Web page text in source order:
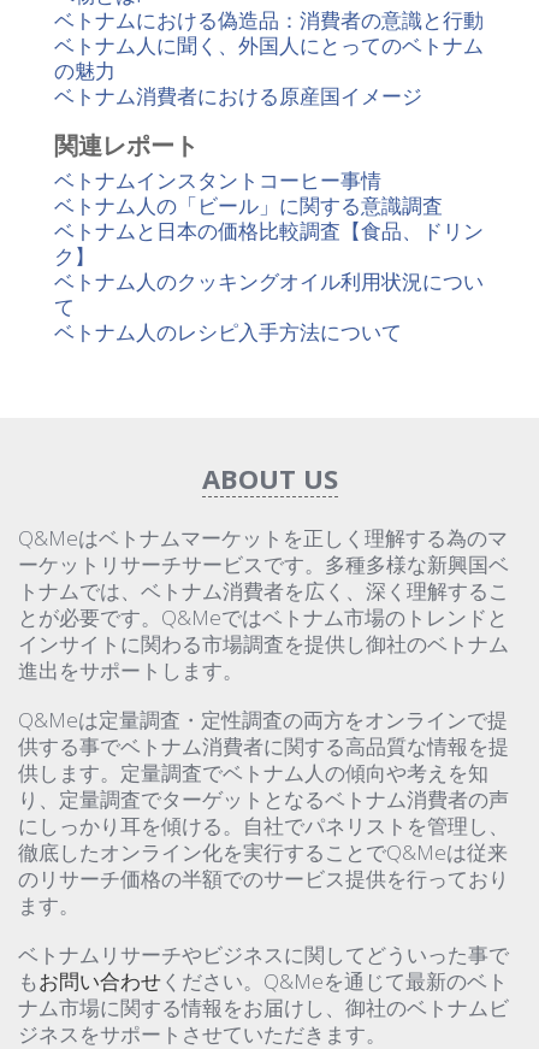
ベトナムにおける偽造品：消費者の意識と行動
ベトナム人に聞く、外国人にとってのベトナム
の魅力
ベトナム消費者における原産国イメージ
関連レポート
ベトナムインスタントコーヒー事情
ベトナム人の「ビール」に関する意識調査
ベトナムと日本の価格比較調査【食品、ドリン
ク】
ベトナム人のクッキングオイル利用状況につい
て
ベトナム人のレシピ入手方法について
ABOUT US
Q&Meはベトナムマーケットを正しく理解する為のマ
ーケットリサーチサービスです。多種多様な新興国ベ
トナムでは、ベトナム消費者を広く、深く理解するこ
とが必要です。Q&Meではベトナム市場のトレンドと
インサイトに関わる市場調査を提供し御社のベトナム
進出をサポートします。
Q&Meは定量調査・定性調査の両方をオンラインで提
供する事でベトナム消費者に関する高品質な情報を提
供します。定量調査でベトナム人の傾向や考えを知
り、定量調査でターゲットとなるベトナム消費者の声
にしっかり耳を傾ける。自社でパネリストを管理し、
徹底したオンライン化を実行することでQ&Meは従来
のリサーチ価格の半額でのサービス提供を行っており
ます。
ベトナムリサーチやビジネスに関してどういった事で
もお問い合わせください。Q&Meを通じて最新のベト
ナム市場に関する情報をお届けし、御社のベトナムビ
ジネスをサポートさせていただきます。